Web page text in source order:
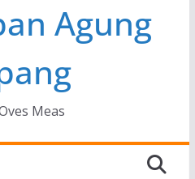
Agung
Meas